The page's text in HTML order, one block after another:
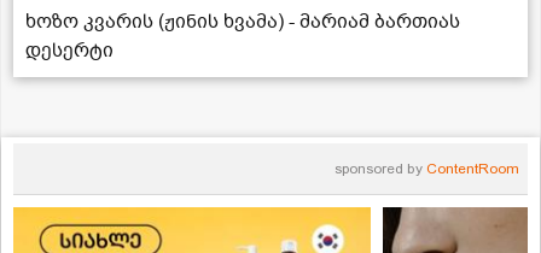
ხოზო კვარის (ჟინის ხვამა) - მარიამ ბართიას
დესერტი
sponsored by ContentRoom